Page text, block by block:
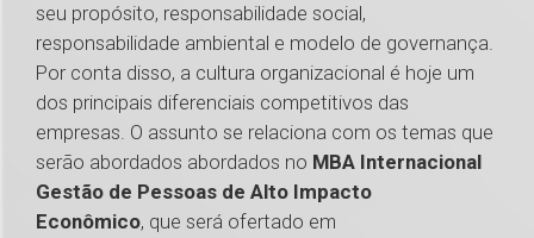
seu propósito, responsabilidade social,
responsabilidade ambiental e modelo de governança.
Por conta disso, a cultura organizacional é hoje um
dos principais diferenciais competitivos das
empresas. O assunto se relaciona com os temas que
serão abordados abordados no MBA Internacional
Gestão de Pessoas de Alto Impacto
Econômico, que será ofertado em